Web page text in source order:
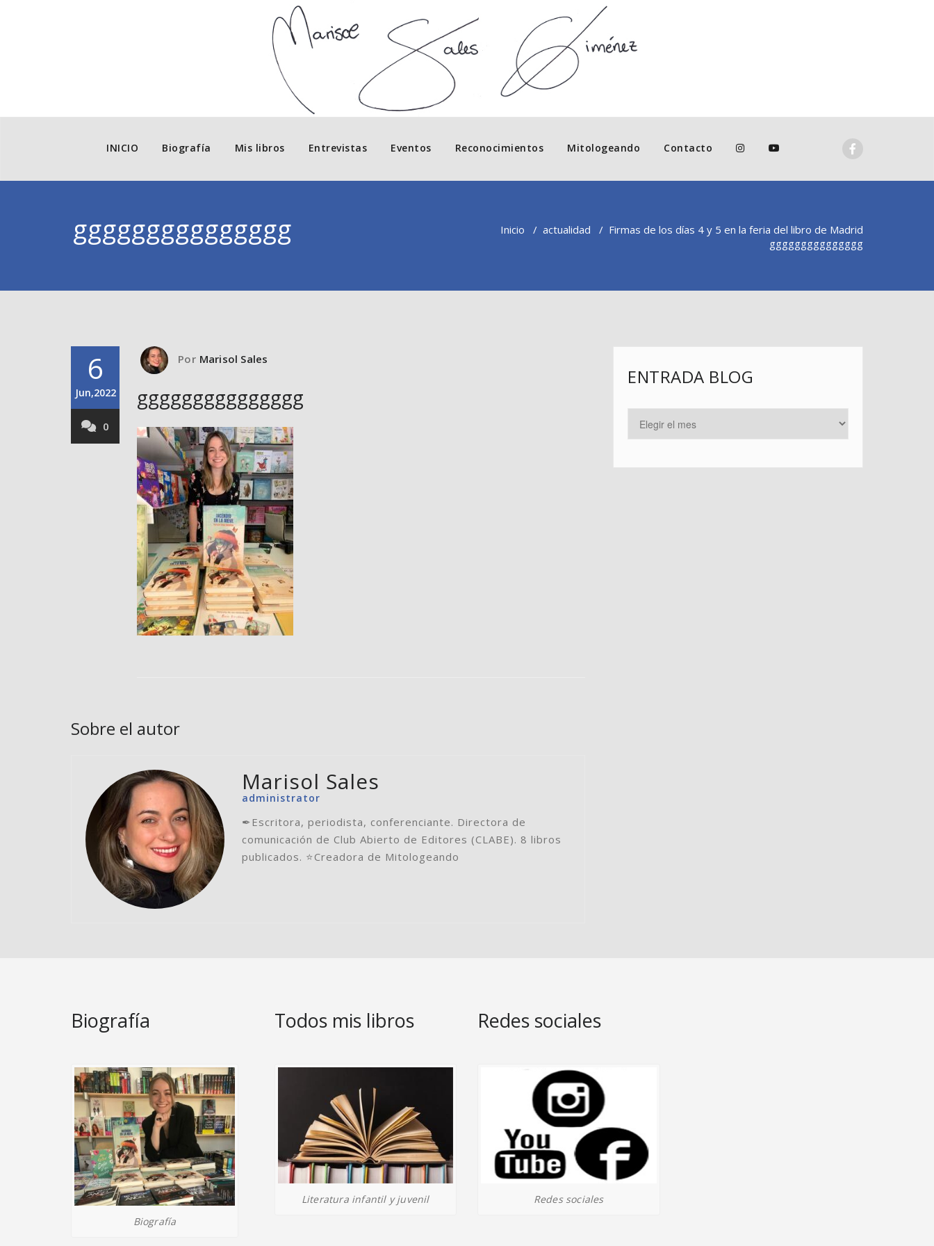
INICIO Biografía Mis libros Entrevistas Eventos Reconocimientos Mitologeando Contacto
ggggggggggggggg Inicio / actualidad / Firmas de los días 4 y 5 en la feria del libro de Madrid
ggggggggggggggg
6
Jun,2022
0
Por Marisol Sales
ggggggggggggggg
Sobre el autor
Marisol Sales
administrator
✒Escritora, periodista, conferenciante. Directora de
comunicación de Club Abierto de Editores (CLABE). 8 libros
publicados. ⭐️Creadora de Mitologeando
ENTRADA BLOG
Biografía
Biografía
Todos mis libros
Literatura infantil y juvenil
Redes sociales
Redes sociales